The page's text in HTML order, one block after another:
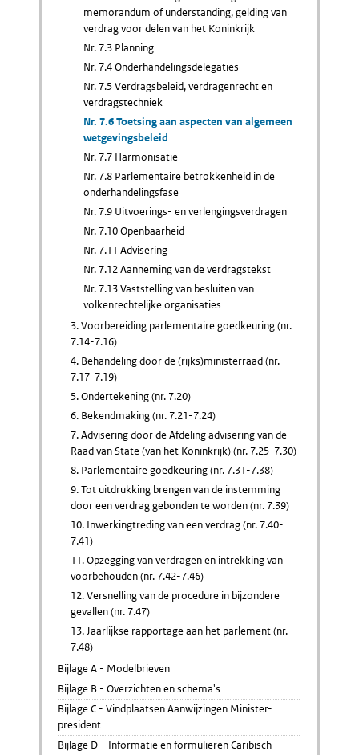
memorandum of understanding, gelding van
verdrag voor delen van het Koninkrijk
Nr. 7.3 Planning
Nr. 7.4 Onderhandelingsdelegaties
Nr. 7.5 Verdragsbeleid, verdragenrecht en
verdragstechniek
Nr. 7.6 Toetsing aan aspecten van algemeen
wetgevingsbeleid
Nr. 7.7 Harmonisatie
Nr. 7.8 Parlementaire betrokkenheid in de
onderhandelingsfase
Nr. 7.9 Uitvoerings- en verlengingsverdragen
Nr. 7.10 Openbaarheid
Nr. 7.11 Advisering
Nr. 7.12 Aanneming van de verdragstekst
Nr. 7.13 Vaststelling van besluiten van
volkenrechtelijke organisaties
3. Voorbereiding parlementaire goedkeuring (nr.
7.14-7.16)
4. Behandeling door de (rijks)ministerraad (nr.
7.17-7.19)
5. Ondertekening (nr. 7.20)
6. Bekendmaking (nr. 7.21-7.24)
7. Advisering door de Afdeling advisering van de
Raad van State (van het Koninkrijk) (nr. 7.25-7.30)
8. Parlementaire goedkeuring (nr. 7.31-7.38)
9. Tot uitdrukking brengen van de instemming
door een verdrag gebonden te worden (nr. 7.39)
10. Inwerkingtreding van een verdrag (nr. 7.40-
7.41)
11. Opzegging van verdragen en intrekking van
voorbehouden (nr. 7.42-7.46)
12. Versnelling van de procedure in bijzondere
gevallen (nr. 7.47)
13. Jaarlijkse rapportage aan het parlement (nr.
7.48)
Bijlage A - Modelbrieven
Bijlage B - Overzichten en schema's
Bijlage C - Vindplaatsen Aanwijzingen Minister-
president
Bijlage D – Informatie en formulieren Caribisch